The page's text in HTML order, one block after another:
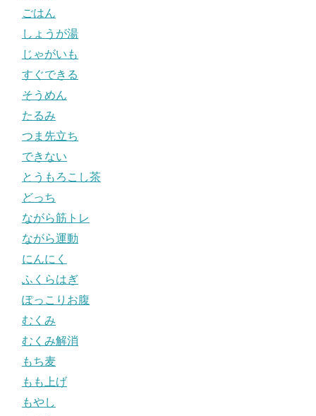
ごはん
しょうが湯
じゃがいも
すぐできる
そうめん
たるみ
つま先立ち
できない
とうもろこし茶
どっち
ながら筋トレ
ながら運動
にんにく
ふくらはぎ
ぽっこりお腹
むくみ
むくみ解消
もち麦
もも上げ
もやし